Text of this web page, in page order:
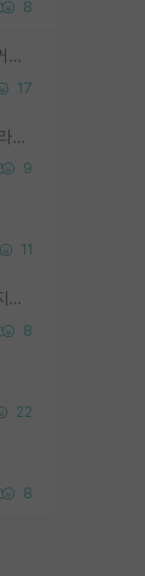
8
신생랩 1기 출신인데 신생랩은 줠라 무거운 바벨 같은거임. 들면 대박인데 못들면 깔려 죽음. 아무도 알려주지 않는 환경에서 자생해야하지만, 일단 살아남았다면 그 어떤 사람보다 악착같고 생존력 높은 사람으로 거듭날 수 있음
17
뭐 토익같은게 되버린거죠 토익 900이라고 영어잘하는건 아닙니다만 잘하는사람은 다 900을 넘는 그런
9
11
ㅋㅋㅋㅋㅋㅋ ㅠㅠ 그래서 일단 유명해지는게 중요한거같습니다
8
22
8